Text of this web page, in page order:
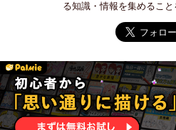
る知識・情報を集めること